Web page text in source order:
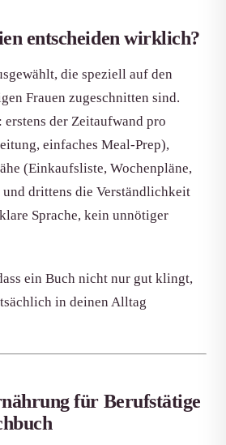
entscheiden wirklich?
die speziell auf den
Frauen zugeschnitten sind.
erstens der Zeitaufwand pro
einfaches Meal-Prep),
(Einkaufsliste, Wochenpläne,
drittens die Verständlichkeit
Sprache, kein unnötiger
ein Buch nicht nur gut klingt,
in deinen Alltag
für Berufstätige